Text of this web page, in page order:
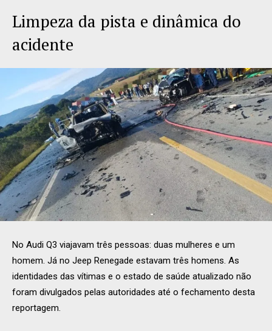
Limpeza da pista e dinâmica do
acidente
No Audi Q3 viajavam três pessoas: duas mulheres e um
homem. Já no Jeep Renegade estavam três homens. As
identidades das vítimas e o estado de saúde atualizado não
foram divulgados pelas autoridades até o fechamento desta
reportagem.